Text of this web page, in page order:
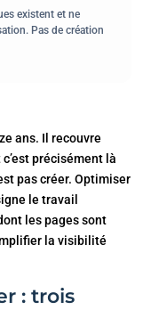
existent et ne
Pas de création
ans. Il recouvre
précisément là
pas créer. Optimiser
le travail
les pages sont
la visibilité
: trois